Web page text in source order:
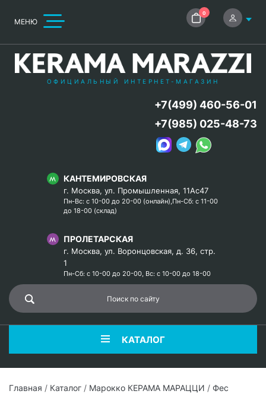
МЕНЮ
0
ОФИЦИАЛЬНЫЙ ИНТЕРНЕТ-МАГАЗИН
КАНТЕМИРОВСКАЯ
г. Москва, ул. Промышленная, 11Ас47
Пн-Вс: с 10-00 до 20-00 (онлайн),Пн-Сб: с 11-00
до 18-00 (склад)
ПРОЛЕТАРСКАЯ
г. Москва, ул. Воронцовская, д. 36, стр.
1
Пн-Сб: с 10-00 до 20-00, Вс: с 10-00 до 18-00
+7(499) 460-56-01
+7(985) 025-48-73
КАТАЛОГ
Главная / Каталог / Марокко КЕРАМА МАРАЦЦИ / Фес